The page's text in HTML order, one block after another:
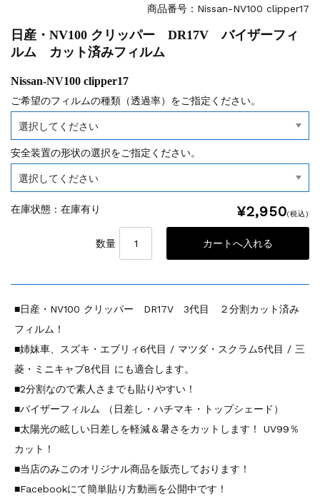
商品番号：Nissan-NV100 clipper17
日産・NV100 クリッパー DR17V バイザーフィ
ルム カット済みフィルム
Nissan-NV100 clipper17
ご希望のフィルムの種類（透過率）をご指定ください。
安全装置の形状の選択をご指定ください。
在庫状態 : 在庫有り ¥2,950(税込)
数量
■日産・NV100 クリッパー DR17V 3代目 ２分割カット済み
フィルム！
■姉妹車、スズキ・エブリィ6代目 / マツダ・スクラム5代目 / 三
菱・ミニキャブ8代目 にも適合します。
■2分割なので素人さまでも貼りやすい！
■バイザーフィルム （日差し・ハチマキ・トップシェード）
■太陽光の眩しい日差しを軽減＆暑さをカットします！ UV99％
カット！
■当店のみこのオリジナル商品を販売しております！
■Facebookにて簡単貼り方動画を公開中です！